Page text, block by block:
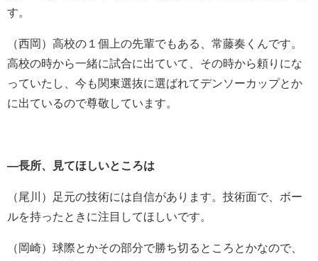
す。
（西岡） 高校の１個上の先輩でもある、常藤奏くんです。
高校の時から一緒に試合に出ていて、その時から頼りにな
っていたし、今も関東選抜に選ばれてデンソーカップとか
に出ているので尊敬しています。
―長所、見てほしいところは
（尾川）足元の技術には自信があります。技術面で、ボー
ルを持ったときに注目してほしいです。
（岡崎） 球際とかその部分で勝ち切るところとかなので、